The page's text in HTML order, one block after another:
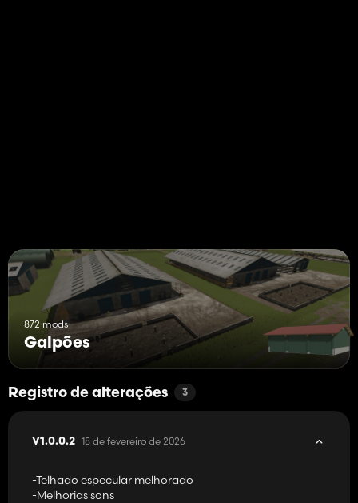
872 mods
Galpões
Registro de alterações 3
V1.0.0.2 18 de fevereiro de 2026
-Telhado especular melhorado
-Melhorias sons